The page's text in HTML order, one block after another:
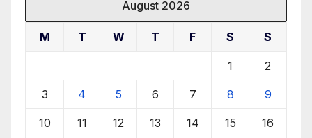
August 2026
M T W T F S S
1 2
3 4 5 6 7 8 9
10 11 12 13 14 15 16